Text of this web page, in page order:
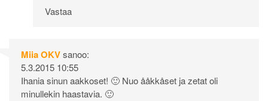
Vastaa
Miia OKVsanoo:
5.3.2015 10:55
Ihania sinun aakkoset! 🙂 Nuo ååkkåset ja zetat oli
minullekin haastavia. 🙂